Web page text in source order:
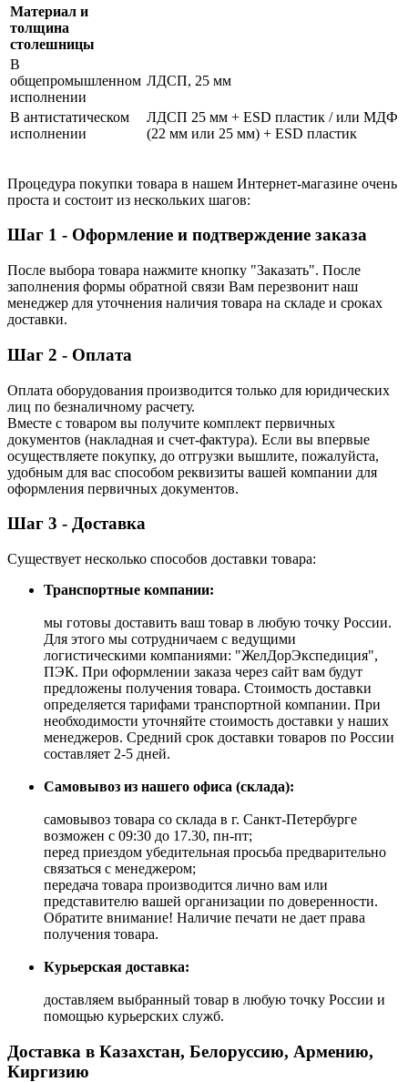
Материал и
толщина
столешницы
В
общепромышленном
исполнении
ЛДСП, 25 мм
В антистатическом
исполнении
ЛДСП 25 мм + ESD пластик / или МДФ
(22 мм или 25 мм) + ESD пластик
Процедура покупки товара в нашем Интернет-магазине очень
проста и состоит из нескольких шагов:
Шаг 1 - Оформление и подтверждение заказа
После выбора товара нажмите кнопку "Заказать". После
заполнения формы обратной связи Вам перезвонит наш
менеджер для уточнения наличия товара на складе и сроках
доставки.
Шаг 2 - Оплата
Оплата оборудования производится только для юридических
лиц по безналичному расчету.
Вместе с товаром вы получите комплект первичных
документов (накладная и счет-фактура). Если вы впервые
осуществляете покупку, до отгрузки вышлите, пожалуйста,
удобным для вас способом реквизиты вашей компании для
оформления первичных документов.
Шаг 3 - Доставка
Существует несколько способов доставки товара:
Транспортные компании:
мы готовы доставить ваш товар в любую точку России.
Для этого мы сотрудничаем с ведущими
логистическими компаниями: "ЖелДорЭкспедиция",
ПЭК. При оформлении заказа через сайт вам будут
предложены получения товара. Стоимость доставки
определяется тарифами транспортной компании. При
необходимости уточняйте стоимость доставки у наших
менеджеров. Средний срок доставки товаров по России
составляет 2-5 дней.
Самовывоз из нашего офиса (склада):
самовывоз товара со склада в г. Санкт-Петербурге
возможен с 09:30 до 17.30, пн-пт;
перед приездом убедительная просьба предварительно
связаться с менеджером;
передача товара производится лично вам или
представителю вашей организации по доверенности.
Обратите внимание! Наличие печати не дает права
получения товара.
Курьерская доставка:
доставляем выбранный товар в любую точку России и
помощью курьерских служб.
Доставка в Казахстан, Белоруссию, Армению,
Киргизию